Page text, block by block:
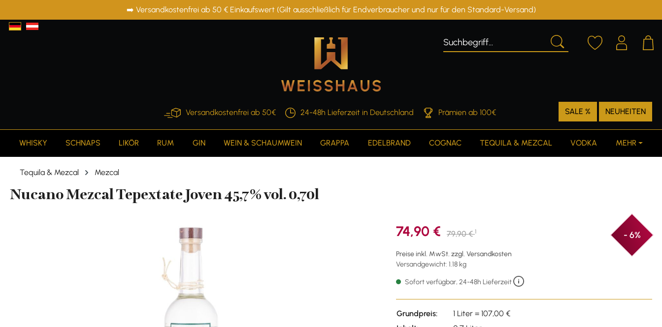
Zur Hauptnavigation springen➡️ Versandkostenfrei ab 50 € Einkaufswert (Gilt ausschließlich für Endverbraucher und nur für den Standard-Versand)
Versandkostenfrei ab 50€ 24-48h Lieferzeit in Deutschland Prämien ab 100€ SALE % NEUHEITEN
WHISKY SCHNAPS LIKÖR RUM GIN WEIN & SCHAUMWEIN GRAPPA EDELBRAND COGNAC TEQUILA & MEZCAL VODKA MEHR
Tequila & Mezcal Mezcal
Nucano Mezcal Tepextate Joven 45,7% vol. 0,70l
74,90 € 79,90 €1 - 6%
Preise inkl. MwSt. zzgl. Versandkosten
Versandgewicht: 1.18 kg
Sofort verfügbar, 24-48h Lieferzeit
Grundpreis:
1 Liter = 107,00 €